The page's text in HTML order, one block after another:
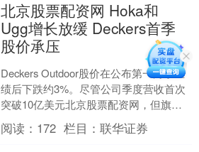
北京股票配资网 Hoka和
Ugg增长放缓 Deckers首季
股价承压
Deckers Outdoor股价在公布第一财季业
绩后下跌约3%。尽管公司季度营收首次
突破10亿美元北京股票配资网，但旗下
两大核心品牌Hoka和Ugg的销售增速....
阅读： 172 栏目：联华证券